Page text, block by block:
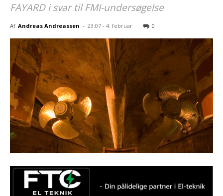
FAYARD i svar til FMI-undersøgelse
Af Andreas Andreassen - 23:07 - 4. februar 0